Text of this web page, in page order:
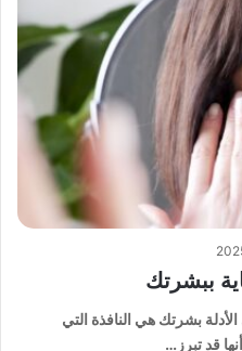
بشرتك هي النافذة التي
قد تبرز…